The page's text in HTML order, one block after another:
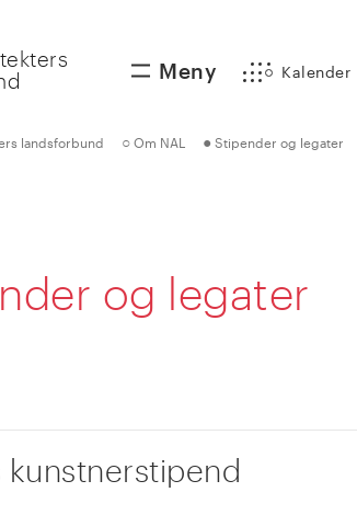
Meny Kalender
landsforbund ○ Om NAL ● Stipender og legater
og legater
kunstnerstipend